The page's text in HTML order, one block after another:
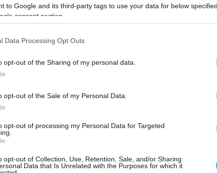
to Google and its third-party tags to use your data for below
consent section.
Data Processing Opt Outs
opt-out of the Sharing of my personal data.
opt-out of the Sale of my Personal Data.
opt-out of processing my Personal Data for Targeted
opt-out of Collection, Use, Retention, Sale, and/or Sharing
Data that Is Unrelated with the Purposes for which it
τους κατοίκους να βρίσκονται σε
επισημαίνοντας ότι οι δημοτικές
ομαλή λειτουργία της πόλης.
ότι οι αρμόδιες Αρχές
κρίσιμο παράγοντα για την επιχειρησιακή
καθημερινότητα του Κιέβου, εφόσον οι
συνεχιστούν.